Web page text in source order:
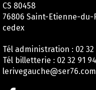
CS 80458
76806 Saint-Etienne-du-
cedex
Tél administration : 02 32
Tél billetterie : 02 32 91
lerivegauche@ser76.com